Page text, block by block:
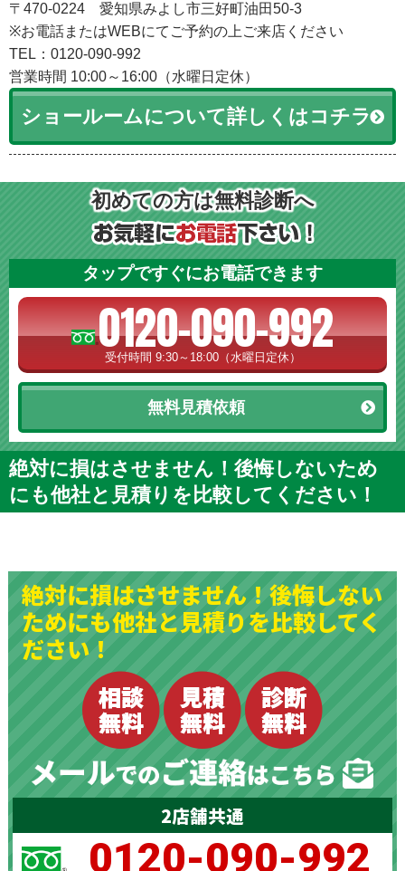
〒470-0224 愛知県みよし市三好町油田50-3
※お電話またはWEBにてご予約の上ご来店ください
TEL：0120-090-992
営業時間 10:00～16:00（水曜日定休）
ショールームについて詳しくはコチラ
初めての方は無料診断へ
タップですぐにお電話できます
0120-090-992
受付時間 9:30～18:00（水曜日定休）
無料見積依頼
絶対に損はさせません！後悔しないため
にも他社と見積りを比較してください！
絶対に損はさせません！後悔しない
ためにも他社と見積りを比較してく
ださい！
2店舗共通
0120-090-992